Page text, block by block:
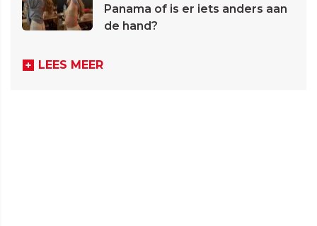
Panama of is er iets anders aan
de hand?
LEES MEER